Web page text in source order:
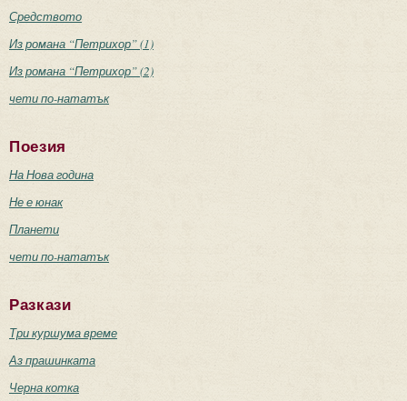
Средството
Из романа “Петрихор” (1)
Из романа “Петрихор” (2)
чети по-нататък
Поезия
На Нова година
Не е юнак
Планети
чети по-нататък
Разкази
Три куршума време
Аз прашинката
Черна котка